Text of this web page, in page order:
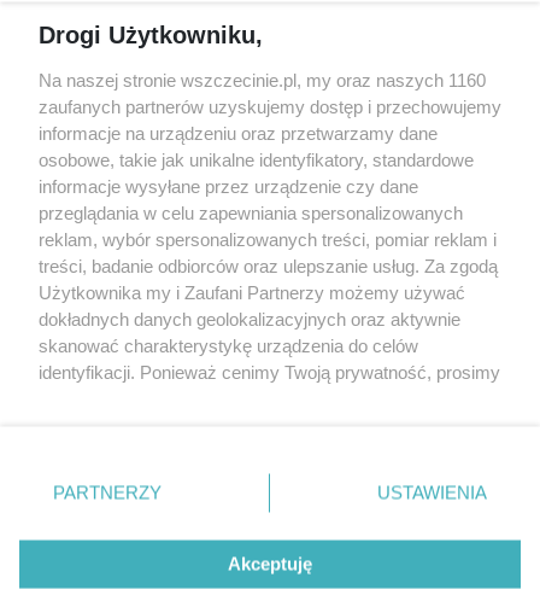
targi
Wernisaże
Więcej
Specjalny koncert z okazji
20. urodzin portalu
wSzczecinie.pl
Regulamin konkursów
śniadaniówka "Hej
Szczecin! Jest piątek!"
Partnerzy
Praca Szczecin
© 2026 wSzczecinie.pl
Created by GOD
Drogi Użytkowniku,
Na naszej stronie wszczecinie.pl, my oraz naszych 1160
zaufanych partnerów uzyskujemy dostęp i przechowujemy
informacje na urządzeniu oraz przetwarzamy dane
osobowe, takie jak unikalne identyfikatory, standardowe
informacje wysyłane przez urządzenie czy dane
przeglądania w celu zapewniania spersonalizowanych
reklam, wybór spersonalizowanych treści, pomiar reklam i
treści, badanie odbiorców oraz ulepszanie usług. Za zgodą
Użytkownika my i Zaufani Partnerzy możemy używać
dokładnych danych geolokalizacyjnych oraz aktywnie
skanować charakterystykę urządzenia do celów
identyfikacji. Ponieważ cenimy Twoją prywatność, prosimy
prywatności znajdujący się w lewym dolnym rogu strony
. Niektóre rodzaje przetwarzania danych nie wymagają
takiemu przetwarzaniu. Preferencje będą miały
zastosowania tylko na tej witrynie.
PARTNERZY USTAWIENIA
Akceptuję